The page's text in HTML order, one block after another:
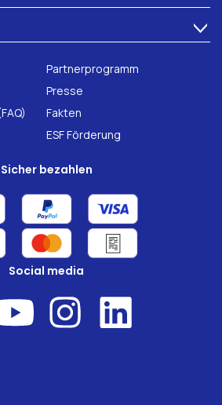
>
Partnerprogramm
Presse
Fakten
ESF Förderung
Sicher bezahlen
Social media